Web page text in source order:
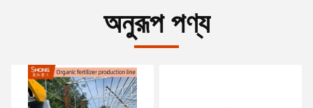
অনুরূপ পণ্য